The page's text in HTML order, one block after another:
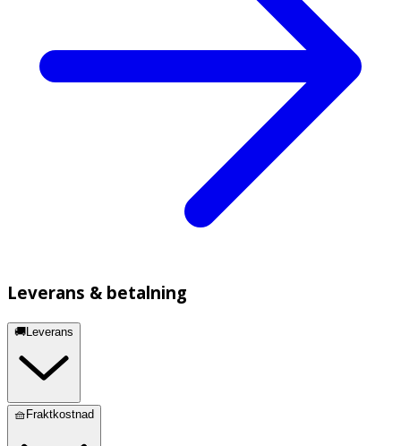
Leverans & betalning
🚚Leverans
🧺Fraktkostnad